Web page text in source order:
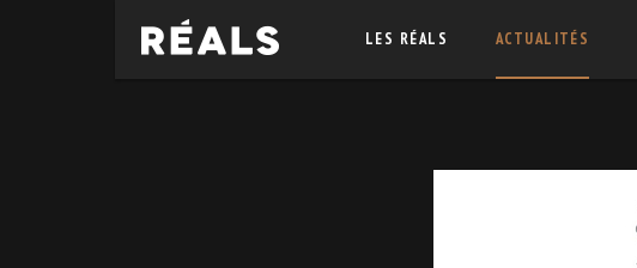
LES RÉALS ACTUALITÉS